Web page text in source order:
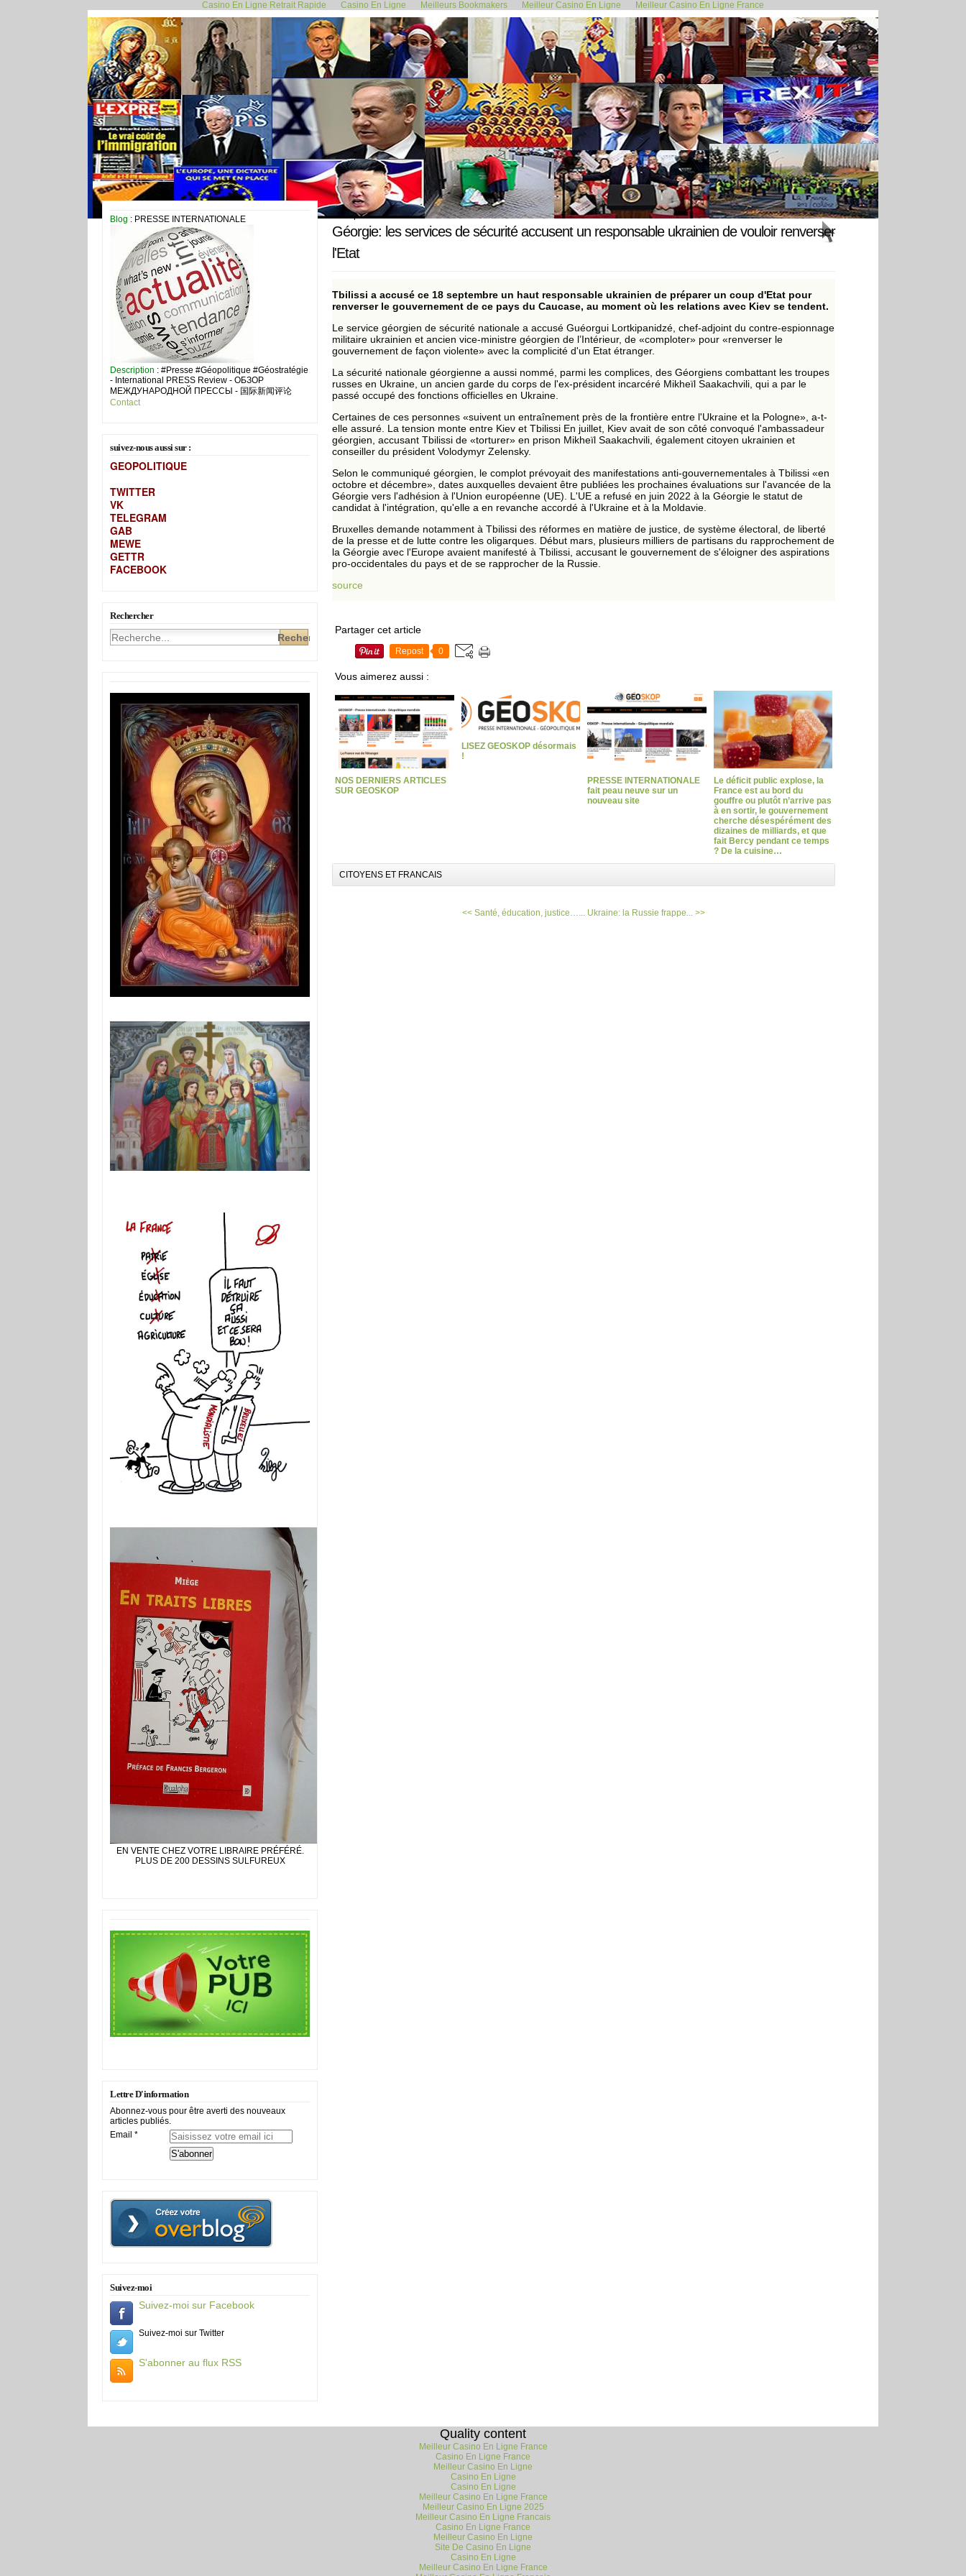
Casino En Ligne Retrait Rapide Casino En Ligne Meilleurs Bookmakers Meilleur Casino En Ligne Meilleur Casino En Ligne France
Blog : PRESSE INTERNATIONALE
Description : #Presse #Géopolitique #Géostratégie
- International PRESS Review - ОБЗОР
МЕЖДУНАРОДНОЙ ПРЕССЫ - 国际新闻评论
Contact
suivez-nous aussi sur :
GEOPOLITIQUE
TWITTER
VK
TELEGRAM
GAB
MEWE
GETTR
FACEBOOK
Rechercher
EN VENTE CHEZ VOTRE LIBRAIRE PRÉFÉRÉ.
PLUS DE 200 DESSINS SULFUREUX
Lettre D'information
Abonnez-vous pour être averti des nouveaux
articles publiés.
Email
Suivez-moi
Suivez-moi sur Facebook
Suivez-moi sur Twitter
S'abonner au flux RSS
<< Santé, éducation, justice…... Ukraine: la Russie frappe... >>
18 septembre 2023
Géorgie: les services de sécurité accusent un responsable ukrainien de vouloir renverser
l'Etat
Tbilissi a accusé ce 18 septembre un haut responsable ukrainien de préparer un coup d'Etat pour
renverser le gouvernement de ce pays du Caucase, au moment où les relations avec Kiev se tendent.
Le service géorgien de sécurité nationale a accusé Guéorgui Lortkipanidzé, chef-adjoint du contre-espionnage
militaire ukrainien et ancien vice-ministre géorgien de l’Intérieur, de «comploter» pour «renverser le
gouvernement de façon violente» avec la complicité d'un Etat étranger.
La sécurité nationale géorgienne a aussi nommé, parmi les complices, des Géorgiens combattant les troupes
russes en Ukraine, un ancien garde du corps de l'ex-président incarcéré Mikheïl Saakachvili, qui a par le
passé occupé des fonctions officielles en Ukraine.
Certaines de ces personnes «suivent un entraînement près de la frontière entre l'Ukraine et la Pologne», a-t-
elle assuré. La tension monte entre Kiev et Tbilissi En juillet, Kiev avait de son côté convoqué l'ambassadeur
géorgien, accusant Tbilissi de «torturer» en prison Mikheïl Saakachvili, également citoyen ukrainien et
conseiller du président Volodymyr Zelensky.
Selon le communiqué géorgien, le complot prévoyait des manifestations anti-gouvernementales à Tbilissi «en
octobre et décembre», dates auxquelles devaient être publiées les prochaines évaluations sur l'avancée de la
Géorgie vers l'adhésion à l'Union européenne (UE). L'UE a refusé en juin 2022 à la Géorgie le statut de
candidat à l'intégration, qu'elle a en revanche accordé à l'Ukraine et à la Moldavie.
Bruxelles demande notamment à Tbilissi des réformes en matière de justice, de système électoral, de liberté
de la presse et de lutte contre les oligarques. Début mars, plusieurs milliers de partisans du rapprochement de
la Géorgie avec l'Europe avaient manifesté à Tbilissi, accusant le gouvernement de s'éloigner des aspirations
pro-occidentales du pays et de se rapprocher de la Russie.
source
Partager cet article
Repost 0
Vous aimerez aussi :
NOS DERNIERS ARTICLES
SUR GEOSKOP
LISEZ GEOSKOP désormais
!
PRESSE INTERNATIONALE
fait peau neuve sur un
nouveau site
Le déficit public explose, la
France est au bord du
gouffre ou plutôt n’arrive pas
à en sortir, le gouvernement
cherche désespérément des
dizaines de milliards, et que
fait Bercy pendant ce temps
? De la cuisine…
CITOYENS ET FRANCAIS
<< Santé, éducation, justice…... Ukraine: la Russie frappe... >>
Quality content
Meilleur Casino En Ligne France
Casino En Ligne France
Meilleur Casino En Ligne
Casino En Ligne
Casino En Ligne
Meilleur Casino En Ligne France
Meilleur Casino En Ligne 2025
Meilleur Casino En Ligne Francais
Casino En Ligne France
Meilleur Casino En Ligne
Site De Casino En Ligne
Casino En Ligne
Meilleur Casino En Ligne France